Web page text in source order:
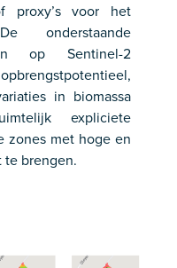
proxy’s voor het
onderstaande
op Sentinel-2
in biomassa
expliciete
zones met hoge en
te brengen.